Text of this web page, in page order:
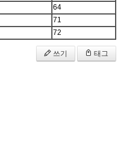
64
71
72
쓰기 태그